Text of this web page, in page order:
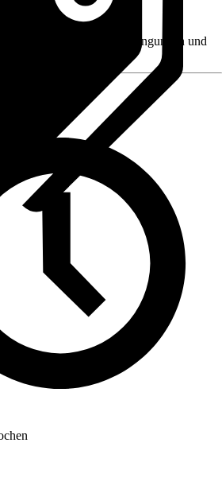
wie z. B. Rückgabebedingungen und
den Verkäufernamen.